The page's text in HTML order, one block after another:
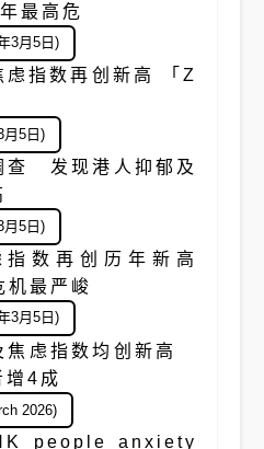
最高危
3月5日)
虑指数再创新高 「Z
月5日)
查 发现港人抑郁及
月5日)
数再创历年新高
最严峻
3月5日)
焦虑指数均创新高
增4成
2026)
people anxiety